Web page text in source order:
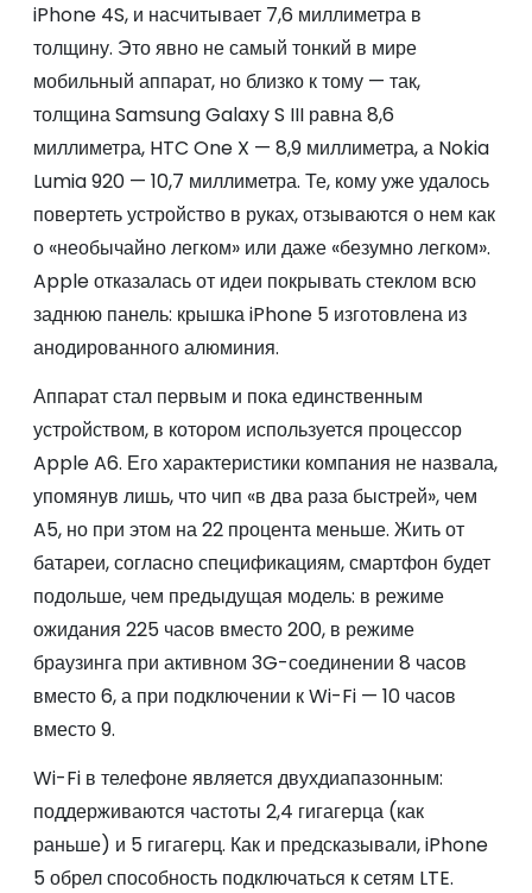
iPhone 4S, и насчитывает 7,6 миллиметра в
толщину. Это явно не самый тонкий в мире
мобильный аппарат, но близко к тому — так,
толщина Samsung Galaxy S III равна 8,6
миллиметра, HTC One X — 8,9 миллиметра, а Nokia
Lumia 920 — 10,7 миллиметра. Те, кому уже удалось
повертеть устройство в руках, отзываются о нем как
о «необычайно легком» или даже «безумно легком».
Apple отказалась от идеи покрывать стеклом всю
заднюю панель: крышка iPhone 5 изготовлена из
анодированного алюминия.
Аппарат стал первым и пока единственным
устройством, в котором используется процессор
Apple A6. Его характеристики компания не назвала,
упомянув лишь, что чип «в два раза быстрей», чем
A5, но при этом на 22 процента меньше. Жить от
батареи, согласно спецификациям, смартфон будет
подольше, чем предыдущая модель: в режиме
ожидания 225 часов вместо 200, в режиме
браузинга при активном 3G-соединении 8 часов
вместо 6, а при подключении к Wi-Fi — 10 часов
вместо 9.
Wi-Fi в телефоне является двухдиапазонным:
поддерживаются частоты 2,4 гигагерца (как
раньше) и 5 гигагерц. Как и предсказывали, iPhone
5 обрел способность подключаться к сетям LTE.